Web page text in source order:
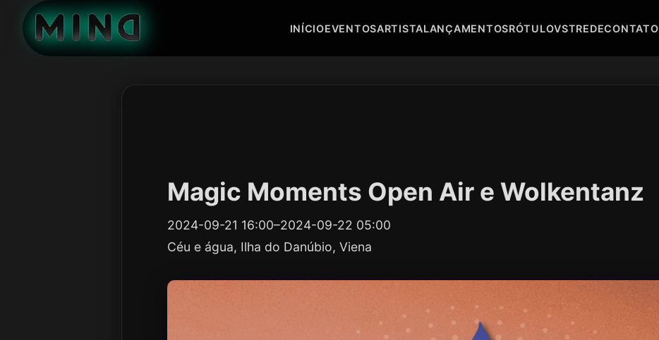
INÍCIOEVENTOSARTISTALANÇAMENTOSRÓTULOVSTREDECONTATO
Magic Moments Open Air e Wolkentanz
2024-09-21 16:00–2024-09-22 05:00
Céu e água, Ilha do Danúbio, Viena